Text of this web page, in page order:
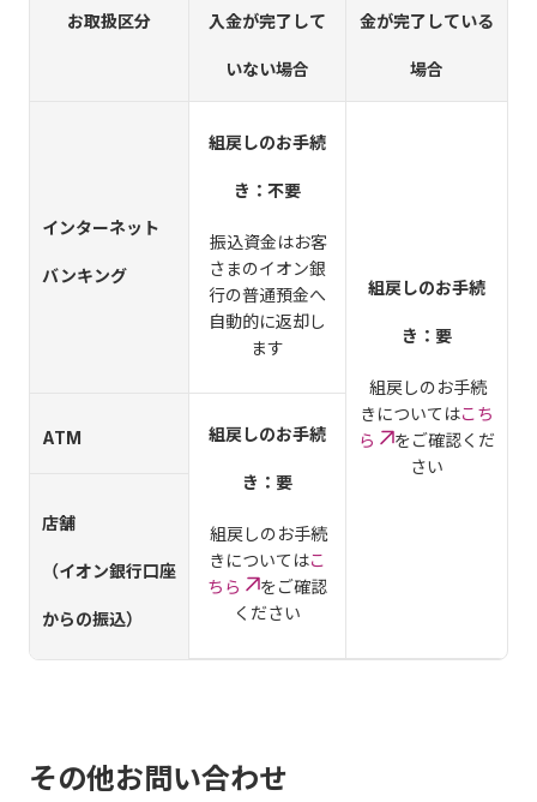
お取扱区分 入金が完了して
いない場合
金が完了している
場合
インターネット
バンキング
組戻しのお手続
き：不要
振込資金はお客
さまのイオン銀
行の普通預金へ
自動的に返却し
ます
組戻しのお手続
き：要
組戻しのお手続
きについてはこち
ら
をご確認くだ
さい
ATM 組戻しのお手続
き：要
組戻しのお手続
きについてはこ
ちら
をご確認
ください
店舗
（イオン銀行口座
からの振込）
その他お問い合わせ